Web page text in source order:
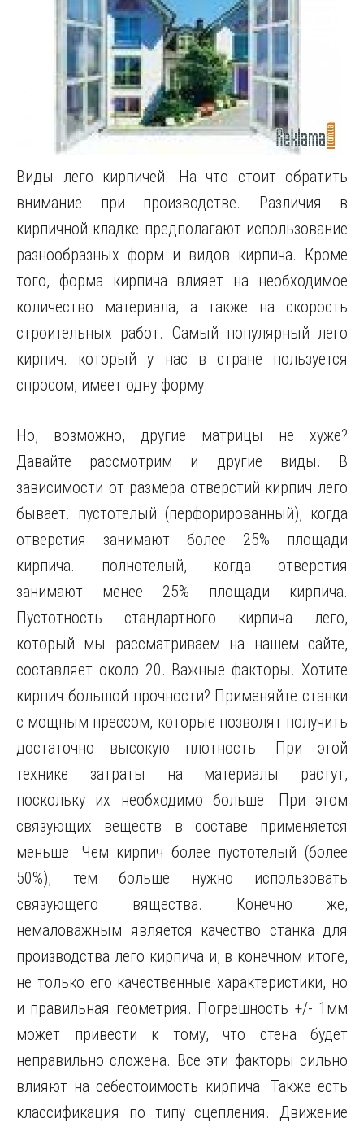
Виды лего кирпичей. На что стоит обратить
внимание при производстве. Различия в
кирпичной кладке предполагают использование
разнообразных форм и видов кирпича. Кроме
того, форма кирпича влияет на необходимое
количество материала, а также на скорость
строительных работ. Самый популярный лего
кирпич. который у нас в стране пользуется
спросом, имеет одну форму.
Но, возможно, другие матрицы не хуже?
Давайте рассмотрим и другие виды. В
зависимости от размера отверстий кирпич лего
бывает. пустотелый (перфорированный), когда
отверстия занимают более 25% площади
кирпича. полнотелый, когда отверстия
занимают менее 25% площади кирпича.
Пустотность стандартного кирпича лего,
который мы рассматриваем на нашем сайте,
составляет около 20. Важные факторы. Хотите
кирпич большой прочности? Применяйте станки
с мощным прессом, которые позволят получить
достаточно высокую плотность. При этой
технике затраты на материалы растут,
поскольку их необходимо больше. При этом
связующих веществ в составе применяется
меньше. Чем кирпич более пустотелый (более
50%), тем больше нужно использовать
связующего вящества. Конечно же,
немаловажным является качество станка для
производства лего кирпича и, в конечном итоге,
не только его качественные характеристики, но
и правильная геометрия. Погрешность +/- 1мм
может привести к тому, что стена будет
неправильно сложена. Все эти факторы сильно
влияют на себестоимость кирпича. Также есть
классификация по типу сцепления. Движение